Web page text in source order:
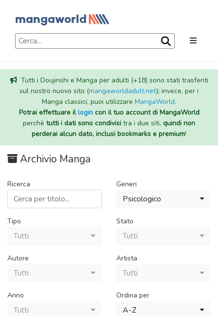
Tutti i Doujinshi e Manga per adulti (+18) sono stati trasferiti
sul nostro nuovo sito (mangaworldadult.net); invece, per i
Manga classici, puoi utilizzare MangaWorld.
Potrai effettuare illogincon il tuo account di MangaWorld
perchè tutti i dati sono condivisi tra i due siti, quindi non
perderai alcun dato, inclusi bookmarks e premium!
Archivio Manga
Ricerca Generi
Psicologico
Tipo
Tutti
Stato
Tutti
Autore
Tutti
Artista
Tutti
Anno
Tutti
Ordina per
A-Z